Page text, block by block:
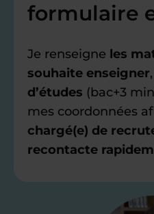
formulaire
Je renseigne les
souhaite enseigner
d’études (bac+3
mes coordonnées
chargé(e) de
recontacte